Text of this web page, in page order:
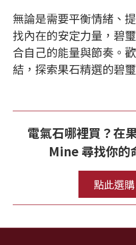
無論是需要平衡情緒、
找內在的安定力量，碧
合自己的能量與節奏。
結，探索果石精選的碧
電氣石哪裡買？在
Mine 尋找你的
點此選購